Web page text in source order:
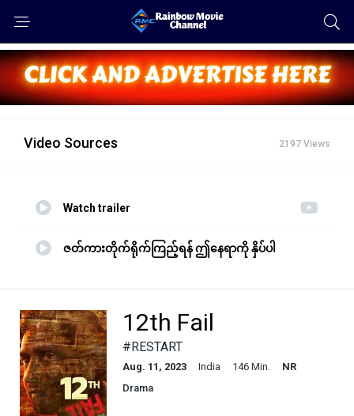
Video Sources 2197 Views
Watch trailer
ဇတ်ကားတိုက်ရိုက်ကြည့်ရန် ဤနေရာကို နှိပ်ပါ
12th Fail
#RESTART
Aug. 11, 2023 India 146 Min.
NR
Drama